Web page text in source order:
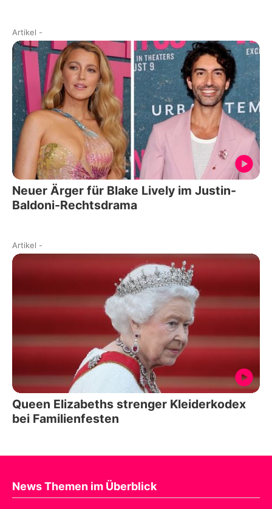
Artikel -
Neuer Ärger für Blake Lively im Justin-
Baldoni-Rechtsdrama
Artikel -
Queen Elizabeths strenger Kleiderkodex
bei Familienfesten
News Themen im Überblick